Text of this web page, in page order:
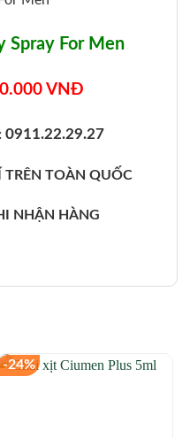
Spray For Men
VNĐ
0911.22.29.27
TOÀN QUỐC
NHẬN HÀNG
-24%